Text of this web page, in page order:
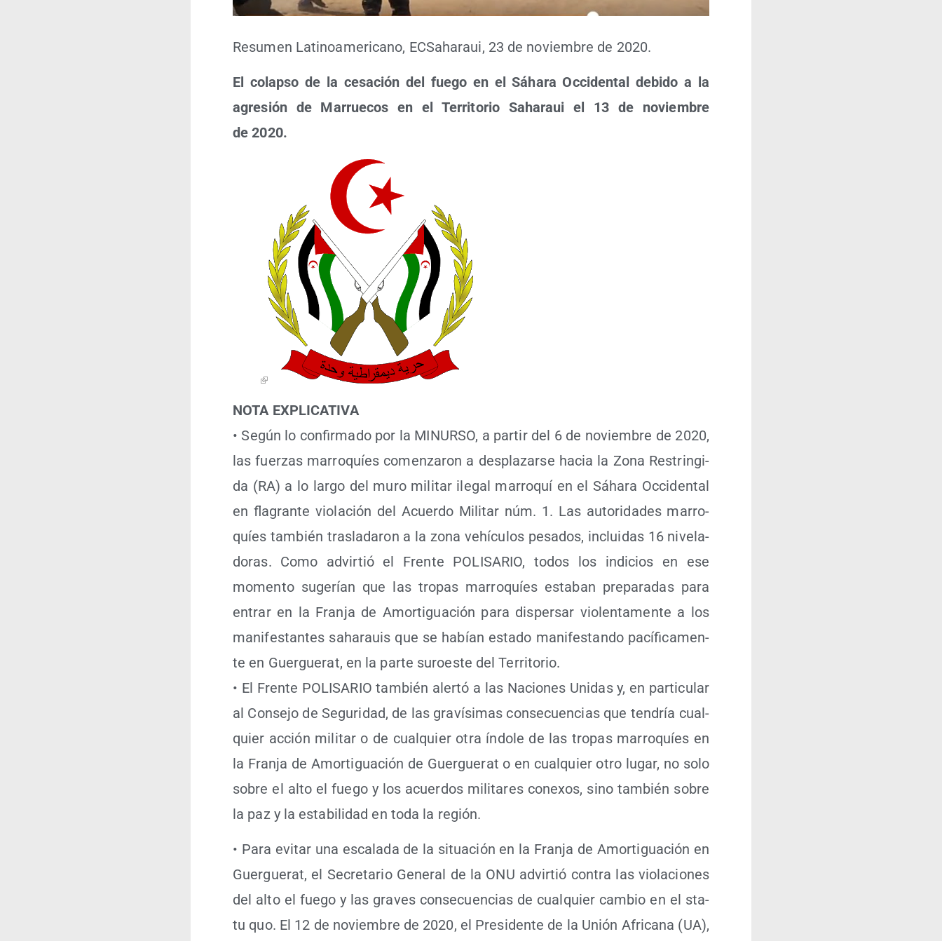
Resu­men Lati­no­ame­ri­cano, ECSaha­raui, 23 de noviem­bre de 2020.
El colap­so de la cesa­ción del fue­go en el Sáha­ra Occi­den­tal debi­do a la
agre­sión de Marrue­cos en el Terri­to­rio Saha­raui el 13 de noviem­bre
de 2020.
NOTA EXPLICATIVA
• Según lo con­fir­ma­do por la MINURSO, a par­tir del 6 de noviem­bre de 2020,
las fuer­zas marro­quíes comen­za­ron a des­pla­zar­se hacia la Zona Res­trin­gi­
da (RA) a lo lar­go del muro mili­tar ile­gal marro­quí en el Sáha­ra Occi­den­tal
en fla­gran­te vio­la­ción del Acuer­do Mili­tar núm. 1. Las auto­ri­da­des marro­
quíes tam­bién tras­la­da­ron a la zona vehícu­los pesa­dos, inclui­das 16 nive­la­
do­ras. Como advir­tió el Fren­te POLISARIO, todos los indi­cios en ese
momen­to suge­rían que las tro­pas marro­quíes esta­ban pre­pa­ra­das para
entrar en la Fran­ja de Amor­ti­gua­ción para dis­per­sar vio­len­ta­men­te a los
mani­fes­tan­tes saha­rauis que se habían esta­do mani­fes­tan­do pací­fi­ca­men­
te en Guer­gue­rat, en la par­te sur­oes­te del Terri­to­rio.
• El Fren­te POLISARIO tam­bién aler­tó a las Nacio­nes Uni­das y, en par­ti­cu­lar
al Con­se­jo de Segu­ri­dad, de las gra­ví­si­mas con­se­cuen­cias que ten­dría cual­
quier acción mili­tar o de cual­quier otra índo­le de las tro­pas marro­quíes en
la Fran­ja de Amor­ti­gua­ción de Guer­gue­rat o en cual­quier otro lugar, no solo
sobre el alto el fue­go y los acuer­dos mili­ta­res cone­xos, sino tam­bién sobre
la paz y la esta­bi­li­dad en toda la región.
• Para evi­tar una esca­la­da de la situa­ción en la Fran­ja de Amor­ti­gua­ción en
Guer­gue­rat, el Secre­ta­rio Gene­ral de la ONU advir­tió con­tra las vio­la­cio­nes
del alto el fue­go y las gra­ves con­se­cuen­cias de cual­quier cam­bio en el sta­
tu quo. El 12 de noviem­bre de 2020, el Pre­si­den­te de la Unión Afri­ca­na (UA),